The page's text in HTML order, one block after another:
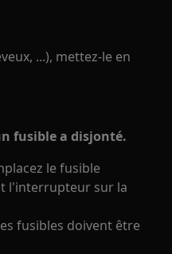
...), mettez-le en
fusible a disjonté.
le fusible
l'interrupteur sur la
fusibles doivent être